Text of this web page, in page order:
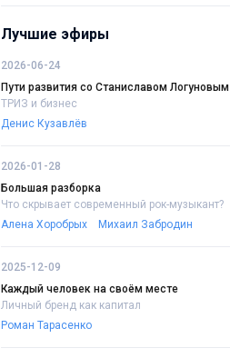
Лучшие эфиры
2026-06-24
Пути развития со Станиславом Логуновым
ТРИЗ и бизнес
Денис Кузавлёв
2026-01-28
Большая разборка
Что скрывает современный рок-музыкант?
Алена Хоробрых
Михаил Забродин
2025-12-09
Каждый человек на своём месте
Личный бренд как капитал
Роман Тарасенко